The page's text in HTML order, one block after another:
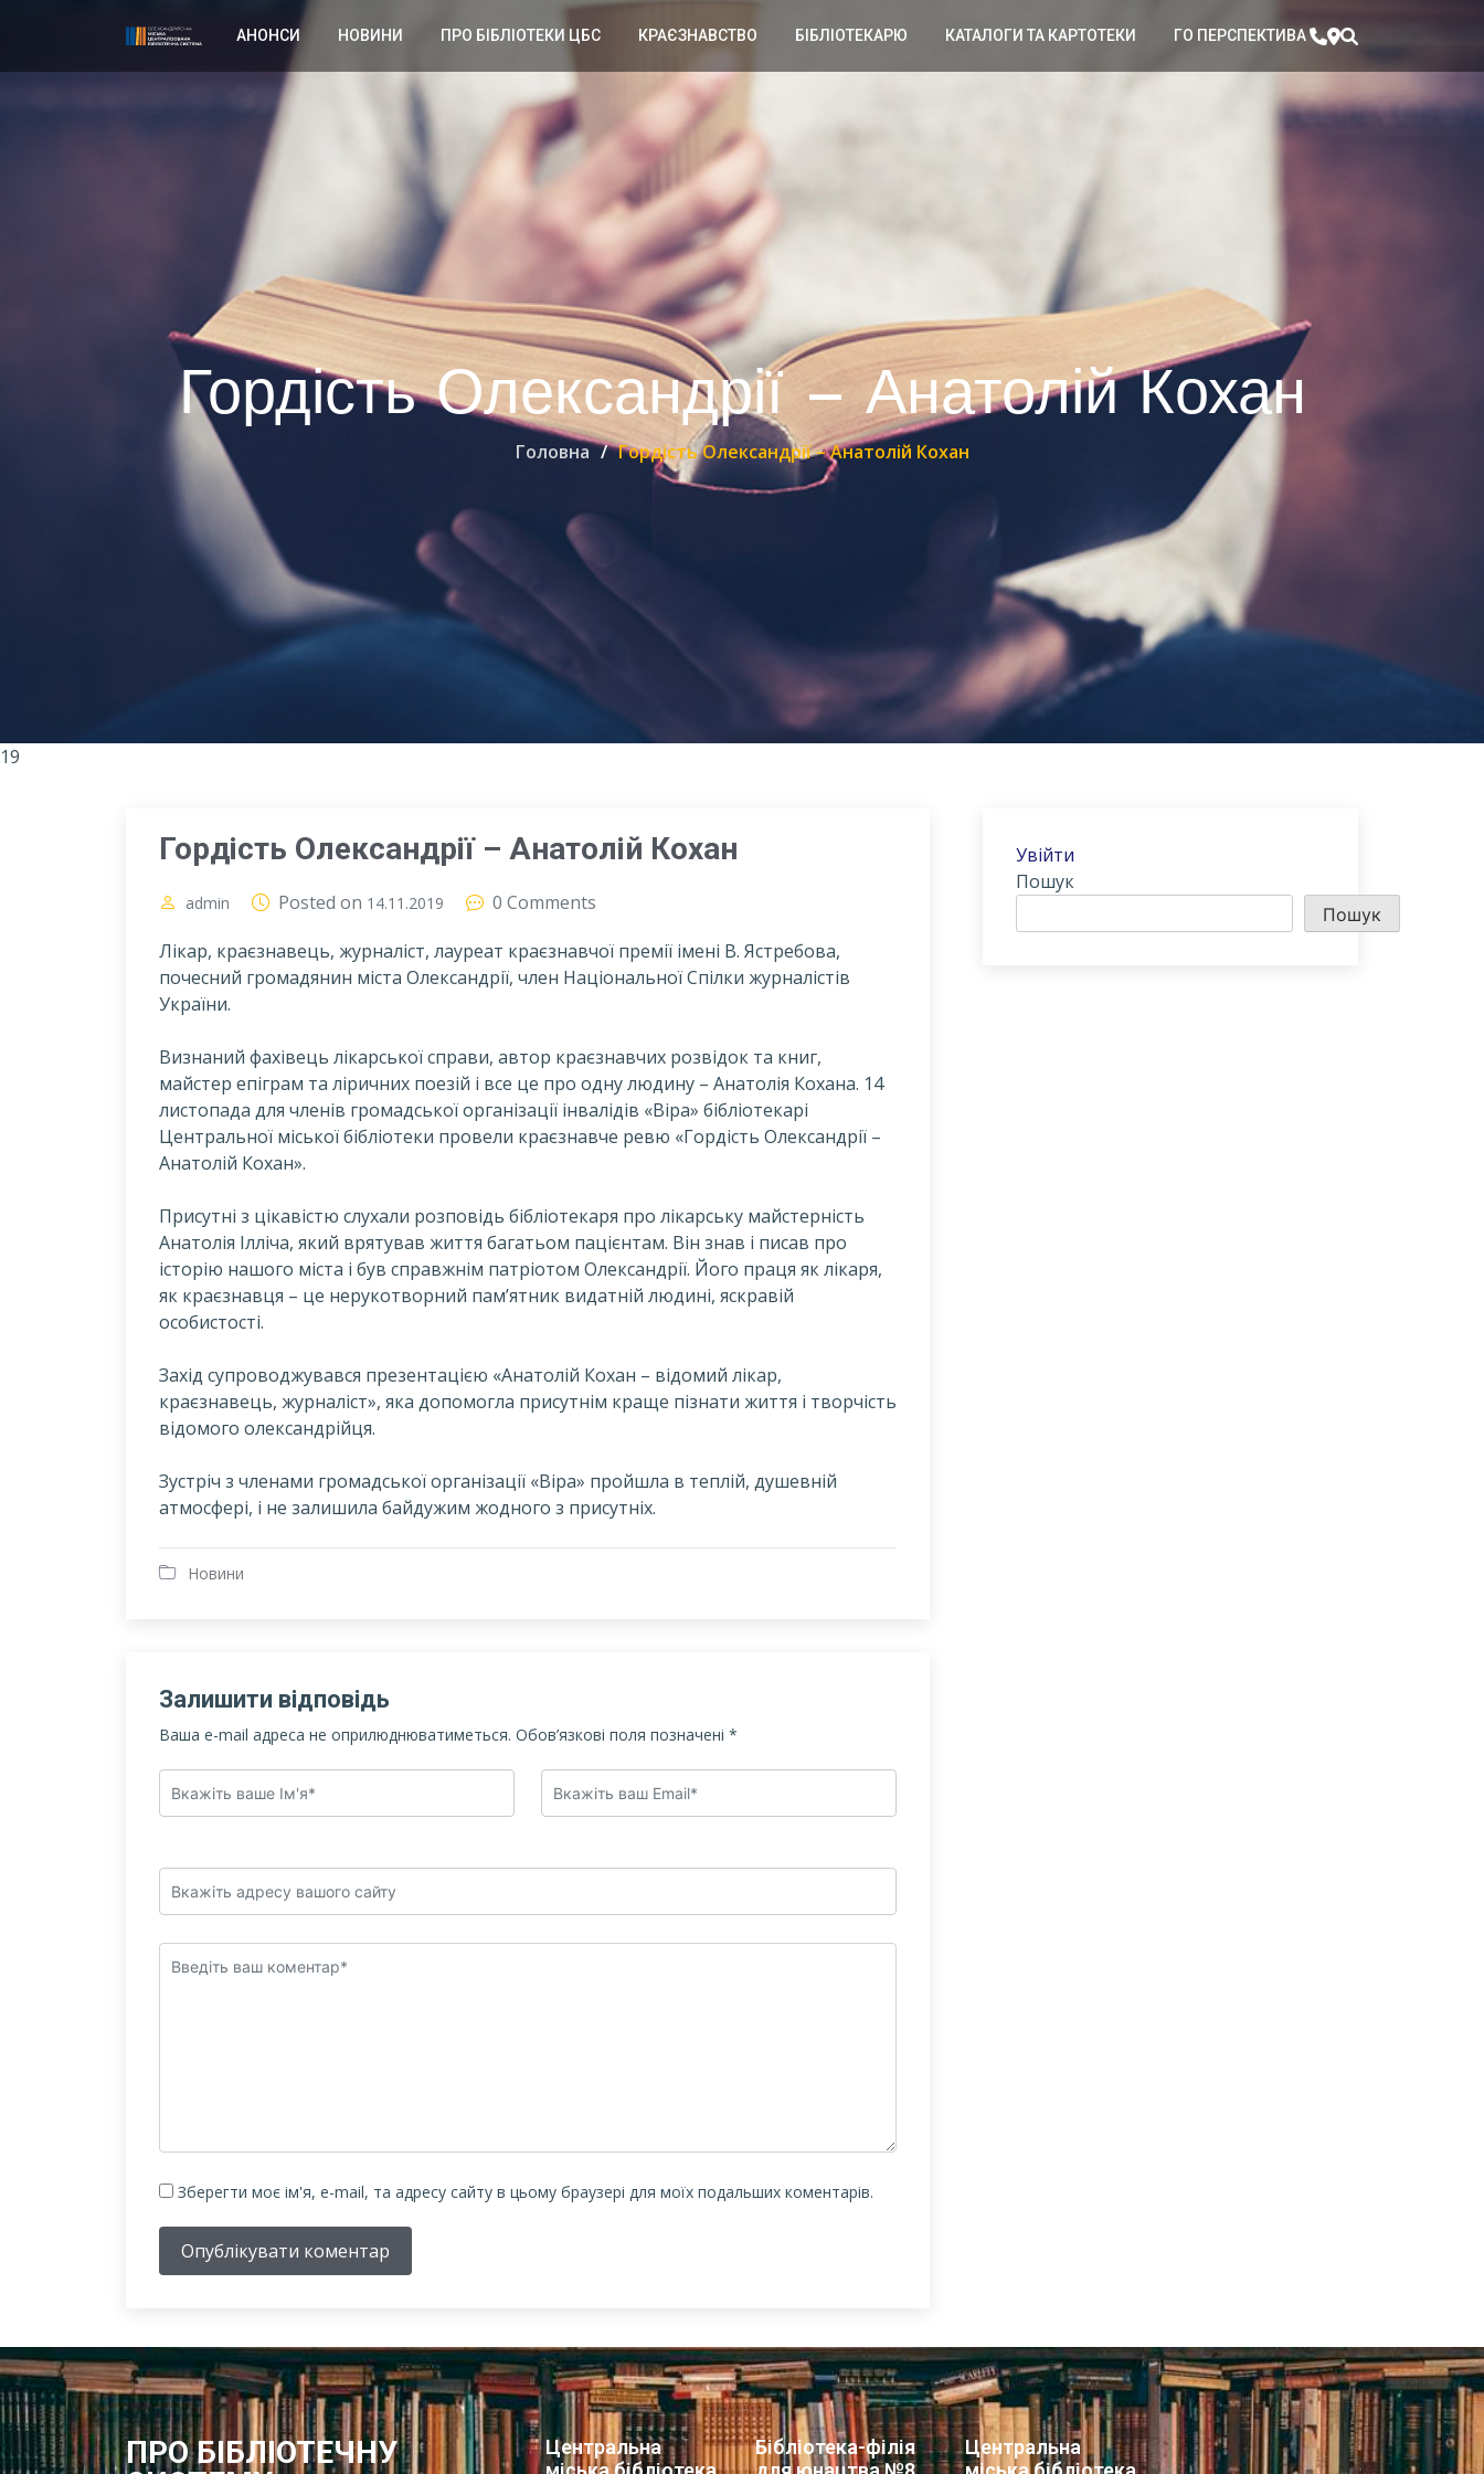
АНОНСИ НОВИНИ ПРО БІБЛІОТЕКИ ЦБС КРАЄЗНАВСТВО БІБЛІОТЕКАРЮ КАТАЛОГИ ТА КАРТОТЕКИ ГО ПЕРСПЕКТИВА
Гордість Олександрії – Анатолій Кохан
Головна Гордість Олександрії – Анатолій Кохан
19
Гордість Олександрії – Анатолій Кохан
admin Posted on 14.11.2019
0 Comments
Лікар, краєзнавець, журналіст, лауреат краєзнавчої премії імені В. Ястребова,
почесний громадянин міста Олександрії, член Національної Спілки журналістів
України.
Визнаний фахівець лікарської справи, автор краєзнавчих розвідок та книг,
майстер епіграм та ліричних поезій і все це про одну людину – Анатолія Кохана. 14
листопада для членів громадської організації інвалідів «Віра» бібліотекарі
Центральної міської бібліотеки провели краєзнавче ревю «Гордість Олександрії –
Анатолій Кохан».
Присутні з цікавістю слухали розповідь бібліотекаря про лікарську майстерність
Анатолія Ілліча, який врятував життя багатьом пацієнтам. Він знав і писав про
історію нашого міста і був справжнім патріотом Олександрії. Його праця як лікаря,
як краєзнавця – це нерукотворний пам’ятник видатній людині, яскравій
особистості.
Захід супроводжувався презентацією «Анатолій Кохан – відомий лікар,
краєзнавець, журналіст», яка допомогла присутнім краще пізнати життя і творчість
відомого олександрійця.
Зустріч з членами громадської організації «Віра» пройшла в теплій, душевній
атмосфері, і не залишила байдужим жодного з присутніх.
Новини
Залишити відповідь
Ваша e-mail адреса не оприлюднюватиметься. Обов’язкові поля позначені *
Зберегти моє ім'я, e-mail, та адресу сайту в цьому браузері для моїх подальших коментарів.
Опублікувати коментар
Увійти
Пошук
Пошук
ПРО БІБЛІОТЕЧНУ
Центральна
Бібліотека-філія
Центральна